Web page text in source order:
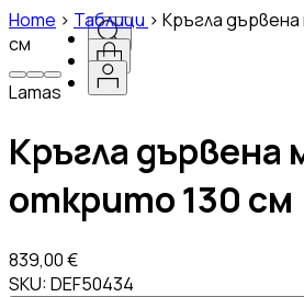
Home > Таблици > Кръгла
см
Lamas
Кръгла дървена
открито 130 см
839,00 €
SKU:DEF50434